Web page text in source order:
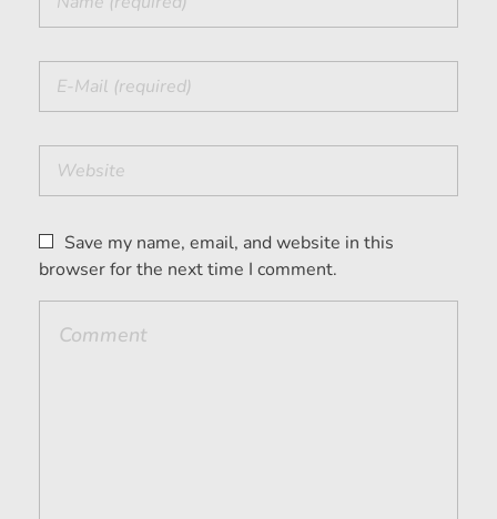
Save my name, email, and website in this
browser for the next time I comment.